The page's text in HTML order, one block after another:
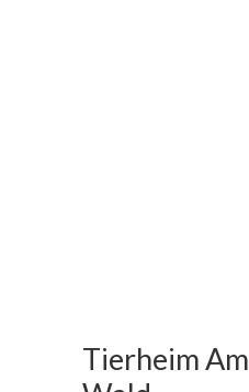
Tierheim Am